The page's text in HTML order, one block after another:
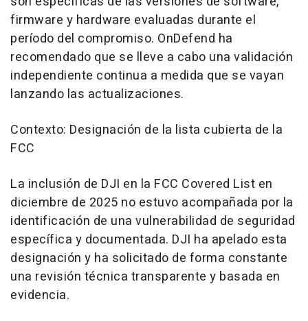
firmware y hardware evaluadas durante el
período del compromiso. OnDefend ha
recomendado que se lleve a cabo una validación
independiente continua a medida que se vayan
lanzando las actualizaciones.
Contexto: Designación de la lista cubierta de la
FCC
La inclusión de DJI en la FCC Covered List en
diciembre de 2025 no estuvo acompañada por la
identificación de una vulnerabilidad de seguridad
específica y documentada. DJI ha apelado esta
designación y ha solicitado de forma constante
una revisión técnica transparente y basada en
evidencia.